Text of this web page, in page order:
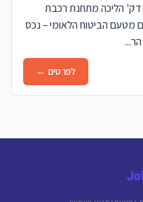
. המשרה רח' מרטין גהל, פתח תקווה 5 דק' הליכה מתחנת רכבת
מטעם הביטוח הלאומי – נכס
לפרטים ←